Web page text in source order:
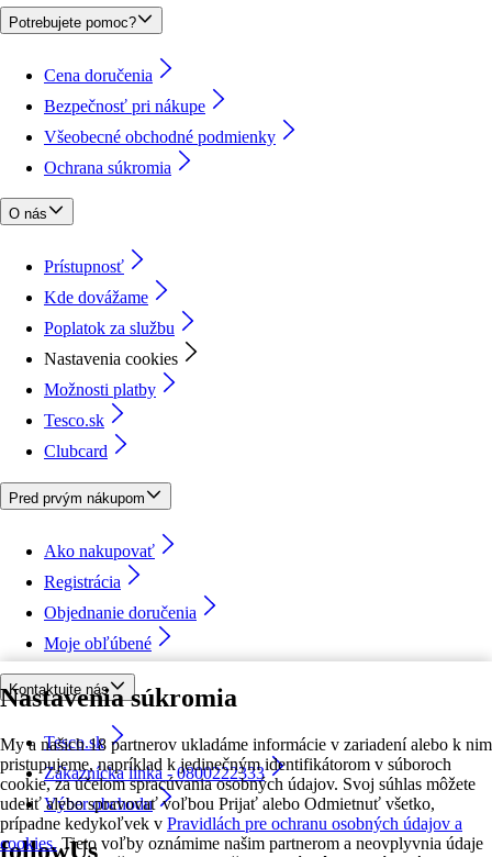
Nastavenia súkromia
My a našich 18 partnerov ukladáme informácie v zariadení alebo k nim
pristupujeme, napríklad k jedinečným identifikátorom v súboroch
cookie, za účelom spracúvania osobných údajov. Svoj súhlas môžete
udeliť alebo spravovať voľbou Prijať alebo Odmietnuť všetko,
prípadne kedykoľvek v Pravidlách pre ochranu osobných údajov a
cookies. Tieto voľby oznámime našim partnerom a neovplyvnia údaje
Potrebujete pomoc?
Cena doručenia
Bezpečnosť pri nákupe
Všeobecné obchodné podmienky
Ochrana súkromia
O nás
Prístupnosť
Kde dovážame
Poplatok za službu
Nastavenia cookies
Možnosti platby
Tesco.sk
Clubcard
Pred prvým nákupom
Ako nakupovať
Registrácia
Objednanie doručenia
Moje obľúbené
Kontaktujte nás
Tesco.sk
Zákaznícka linka - 0800222333
Výber obchodu
followUs